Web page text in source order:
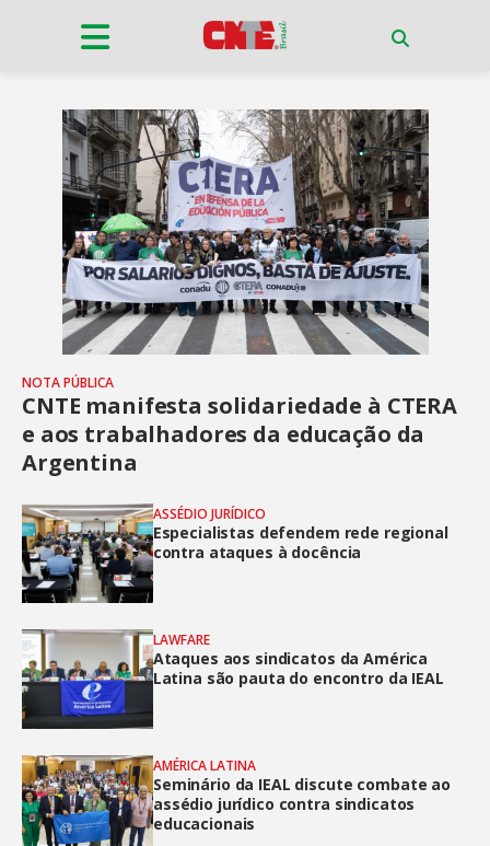
NOTA PÚBLICA
CNTE manifesta solidariedade à CTERA
e aos trabalhadores da educação da
Argentina
ASSÉDIO JURÍDICO
Especialistas defendem rede regional
contra ataques à docência
LAWFARE
Ataques aos sindicatos da América
Latina são pauta do encontro da IEAL
AMÉRICA LATINA
Seminário da IEAL discute combate ao
assédio jurídico contra sindicatos
educacionais